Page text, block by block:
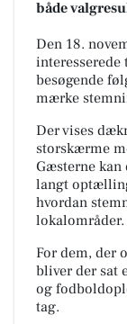
både
Den 18.
interesserede
besøgende
mærke
Der vises
storskærme
Gæsterne kan
langt
hvordan
lokalområder.
For dem, der
bliver der sat
og
tag.